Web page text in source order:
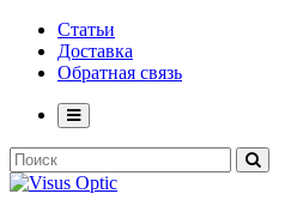
Статьи
Доставка
Обратная связь